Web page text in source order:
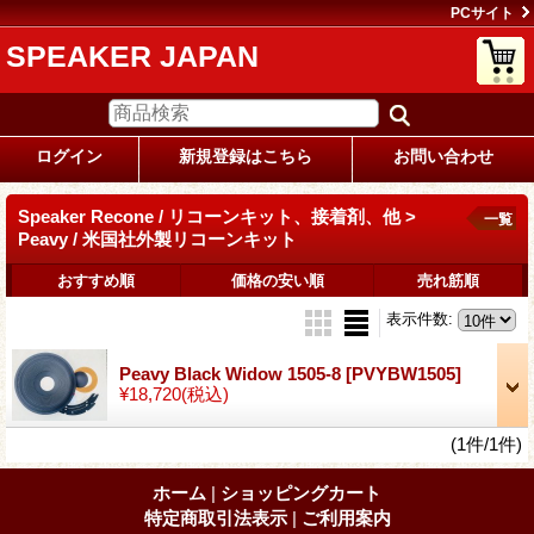
PCサイト
SPEAKER JAPAN
ログイン 新規登録はこちら お問い合わせ
Speaker Recone / リコーンキット、接着剤、他 >
Peavy / 米国社外製リコーンキット
一覧
おすすめ順 価格の安い順 売れ筋順
表示件数:
Peavy Black Widow 1505-8 [PVYBW1505]
¥18,720(税込)
(1件/1件)
ホーム | ショッピングカート
特定商取引法表示 | ご利用案内